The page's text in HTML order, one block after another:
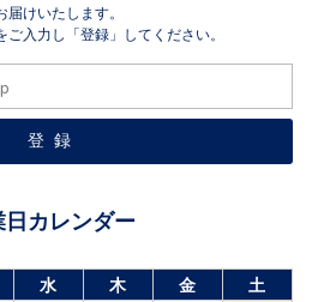
けいたします。
入力し「登録」してください。
日カレンダー
水 木 金
土